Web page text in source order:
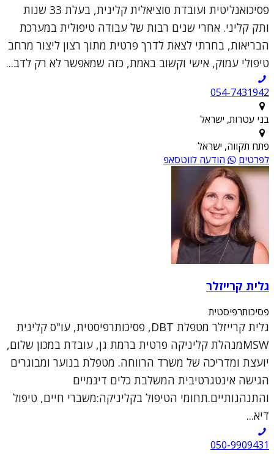
פסיכואנליטית ועובדת סוציאלית קלינית, בעלת 33 שנות
ותק קליני. אחרי שנים רבות של עבודה טיפולית במערכת
הבריאות, בחרתי לצאת לדרך פרטית מתוך רצון ליצור מרחב
טיפולי עמוק, אישי וקשוב באמת, כזה שמאפשר לא רק לדב...
054-7431942
בני עטרות, ישראל
פתח תקווה, ישראל
לפרטים
הודעה לווטסאפ
גלית קרייזלר
פסיכותרפיסטית
גלית קרייזלר מטפלת DBT, פסיכותרפיסטית, עו"ס קלינית
MSWמנהלת קליניקה פרטית ברמת גן, עובדת במכון שלום,
יועצת ומדריכה של משרד הרווחה. מטפלת בנוער ומבוגרים
הגישה אינטגרטיבית המשלבת כלים דינמיים
והתנהגותיים.תחומי הטיפול בקליניקה:משברי חיים, טיפול
דיא...
050-9909431